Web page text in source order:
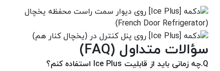
سؤالات متداول (FAQ)
Q. چه زمانی باید از قابلیت Ice Plus استفاده کنم؟